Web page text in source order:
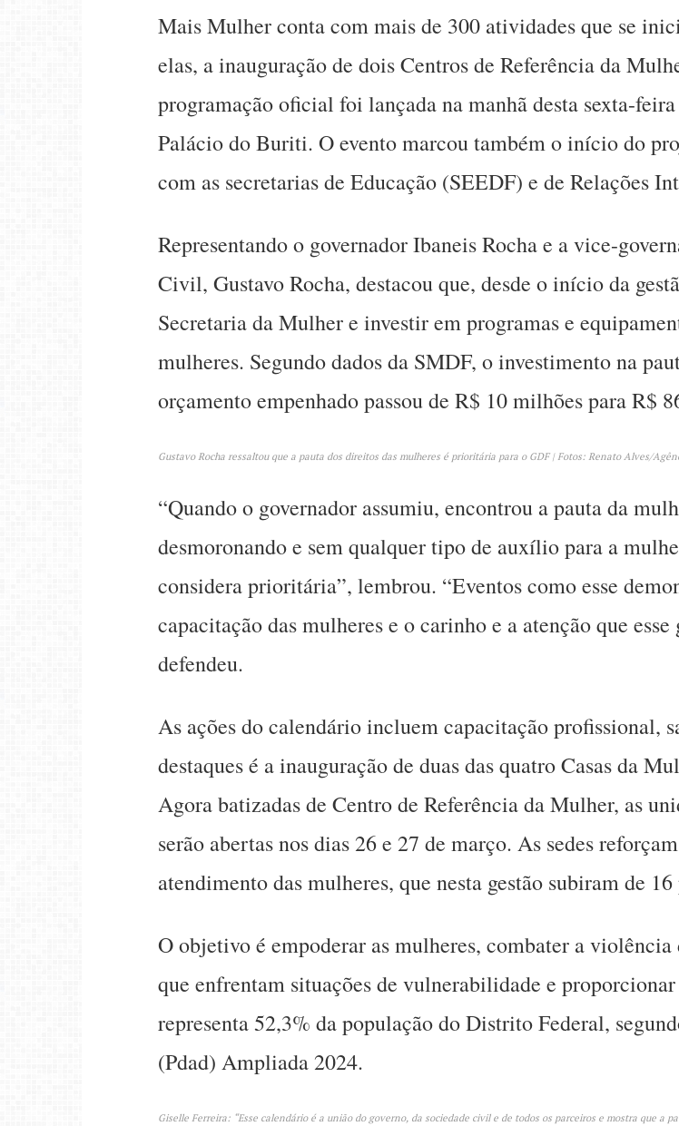
Mais Mulher conta com mais de 300 atividades que se
elas, a inauguração de dois Centros de Referência da
programação oficial foi lançada na manhã desta sexta-
Palácio do Buriti. O evento marcou também o início do
com as secretarias de Educação (SEEDF) e de Relações
Representando o governador Ibaneis Rocha e a vice-
Civil, Gustavo Rocha, destacou que, desde o início da
Secretaria da Mulher e investir em programas e
mulheres. Segundo dados da SMDF, o investimento na
orçamento empenhado passou de R$ 10 milhões para R$
Gustavo Rocha ressaltou que a pauta dos direitos das mulheres é prioritária para o GDF | Fotos: Renato Alves/
“Quando o governador assumiu, encontrou a pauta da
desmoronando e sem qualquer tipo de auxílio para a
considera prioritária”, lembrou. “Eventos como esse
capacitação das mulheres e o carinho e a atenção que
defendeu.
As ações do calendário incluem capacitação profissional,
destaques é a inauguração de duas das quatro Casas da
Agora batizadas de Centro de Referência da Mulher, as
serão abertas nos dias 26 e 27 de março. As sedes
atendimento das mulheres, que nesta gestão subiram de 16
O objetivo é empoderar as mulheres, combater a
que enfrentam situações de vulnerabilidade e
representa 52,3% da população do Distrito Federal,
(Pdad) Ampliada 2024.
Giselle Ferreira: “Esse calendário é a união do governo, da sociedade civil e de todos os parceiros e mostra que a